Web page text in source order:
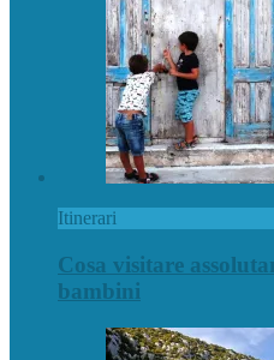
Itinerari
Cosa visitare
bambini